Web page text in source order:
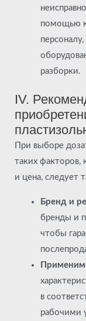
помощью
разборки.
IV.
При выборе
таких факторов,
и цена, следует
Бренд и
бренды и
чтобы
в
рабочими